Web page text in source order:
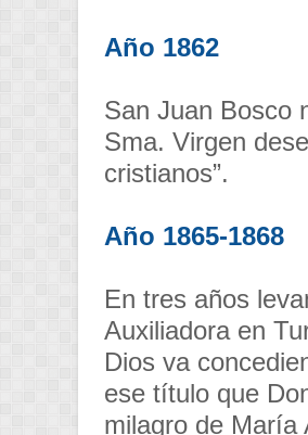
Año 1862
San Juan Bosco
Sma. Virgen
cristianos”.
Año 1865-1868
En tres años
Auxiliadora en
Dios va
ese título que
milagro de María